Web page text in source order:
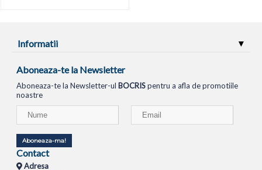
Informatii
Aboneaza-te la Newsletter
Aboneaza-te la Newsletter-ul BOCRISpentru a afla de promotiile
noastre
Aboneaza-ma!
Contact
Adresa